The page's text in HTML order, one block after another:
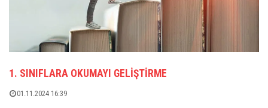
1. SINIFLARA OKUMAYI GELIŞTIRME
01.11.2024 16:39